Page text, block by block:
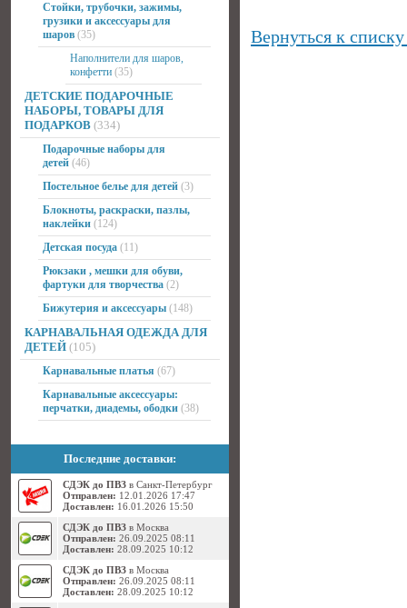
Стойки, трубочки, зажимы,
грузики и аксессуары для
шаров (35)
Наполнители для шаров,
конфетти (35)
ДЕТСКИЕ ПОДАРОЧНЫЕ
НАБОРЫ, ТОВАРЫ ДЛЯ
ПОДАРКОВ (334)
Подарочные наборы для
детей (46)
Постельное белье для детей (3)
Блокноты, раскраски, пазлы,
наклейки (124)
Детская посуда (11)
Рюкзаки , мешки для обуви,
фартуки для творчества (2)
Бижутерия и аксессуары (148)
КАРНАВАЛЬНАЯ ОДЕЖДА ДЛЯ
ДЕТЕЙ (105)
Карнавальные платья (67)
Карнавальные аксессуары:
перчатки, диадемы, ободки (38)
Последние доставки:
СДЭК до ПВЗ в Санкт-Петербург
Отправлен: 12.01.2026 17:47
Доставлен: 16.01.2026 15:50
СДЭК до ПВЗ в Москва
Отправлен: 26.09.2025 08:11
Доставлен: 28.09.2025 10:12
СДЭК до ПВЗ в Москва
Отправлен: 26.09.2025 08:11
Доставлен: 28.09.2025 10:12
Вернуться к списку